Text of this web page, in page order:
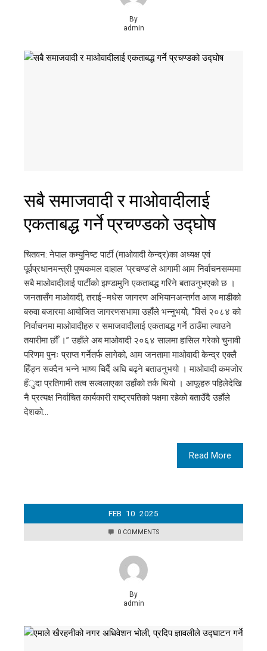
By
admin
सबै समाजवादी र माओवादीलाई
एकताबद्ध गर्ने प्रचण्डको उद्घोष
चितवन: नेपाल कम्युनिष्ट पार्टी (माओवादी केन्द्र)का अध्यक्ष एवं
पूर्वप्रधानमन्त्री पुष्पकमल दाहाल ‘प्रचण्ड’ले आगामी आम निर्वाचनसम्ममा
सबै माओवादीलाई पार्टीको झण्डामुनि एकताबद्ध गरिने बताउनुभएको छ ।
जनतासँग माओवादी, तराई–मधेस जागरण अभियानअन्तर्गत आज माडीको
बरुवा बजारमा आयोजित जागरणसभामा उहाँले भन्नुभयो, “विसं २०८४ को
निर्वाचनमा माओवादीहरु र समाजवादीलाई एकताबद्ध गर्ने ठाउँमा ल्याउने
तयारीमा छौँ ।” उहाँले अब माओवादी २०६४ सालमा हासिल गरेको चुनावी
परिणम पुनः प्राप्त गर्नेतर्फ लागेको, आम जनतामा माओवादी केन्द्र एक्लै
हिँड्न सक्दैन भन्ने भाष्य चिर्दै अघि बढ्ने बताउनुभयो । माओवादी कमजोर
हँुदा प्रतिगामी तत्व सल्वलाएका उहाँको तर्क थियो । आफूहरु पहिलेदेखि
नै प्रत्यक्ष निर्वाचित कार्यकारी राष्ट्रपतिको पक्षमा रहेको बताउँदै उहाँले
देशको…
Read More
FEB 10 2025
0 COMMENTS
By
admin